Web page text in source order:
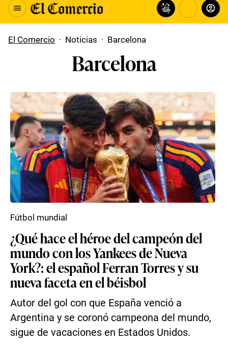
El Comercio · Noticias · Barcelona
Barcelona
¿Qué hace el héroe del campeón del
mundo con los Yankees de Nueva
York?: el español Ferran Torres y su
nueva faceta en el béisbol
Autor del gol con que España venció a
Argentina y se coronó campeona del mundo,
sigue de vacaciones en Estados Unidos.
Fútbol mundial